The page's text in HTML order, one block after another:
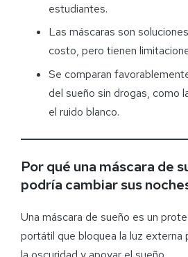
estudiantes.
Las máscaras son
costo, pero tienen
Se comparan
del sueño sin drogas, como
el ruido blanco.
Por qué una máscara de
podría cambiar sus
Una máscara de sueño es un
portátil que bloquea la luz externa